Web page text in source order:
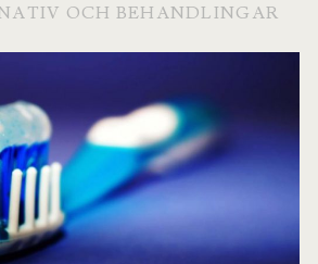
OCH BEHANDLINGAR
span>